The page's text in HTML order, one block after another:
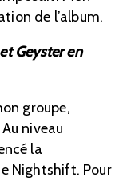
de l’album.
Geyster en
groupe,
niveau
la
Nightshift. Pour